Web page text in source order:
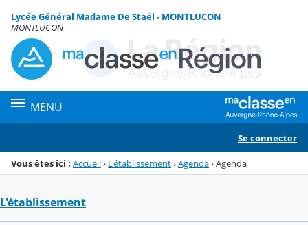
Menu de la rubrique
Contenu
Lycée Général Madame De Staël - MONTLUCON
MONTLUCON
MENU
Se connecter
Vous êtes ici : Accueil› L'établissement›Agenda›Agenda
L'établissement